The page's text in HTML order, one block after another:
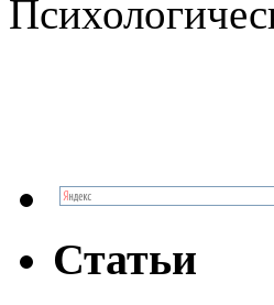
Статьи